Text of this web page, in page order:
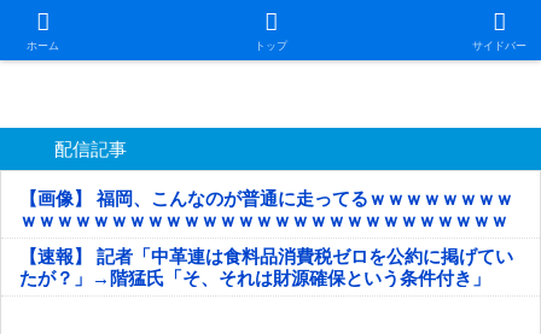
ホーム トップ サイドバー
日本第一！ニュース録
配信記事
【画像】 福岡、こんなのが普通に走ってるｗｗｗｗｗｗｗｗ
ｗｗｗｗｗｗｗｗｗｗｗｗｗｗｗｗｗｗｗｗｗｗｗｗｗｗｗ
ｗｗｗｗｗ
【速報】 記者「中革連は食料品消費税ゼロを公約に掲げてい
たが？」→階猛氏「そ、それは財源確保という条件付き」